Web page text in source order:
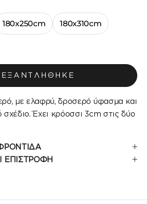
180x250cm 180x310cm
ΕΞΑΝΤΛΉΘΗΚΕ
με ελαφρύ, δροσερό ύφασμα και
σχέδιο. Έχει κρόοσσι 3cm στις δύο
ΕΠΙΣΤΡΟΦΗ